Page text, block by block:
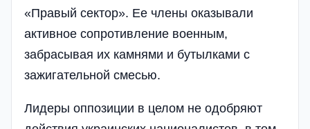
«Правый сектор». Ее члены оказывали
активное сопротивление военным,
забрасывая их камнями и бутылками с
зажигательной смесью.
Лидеры оппозиции в целом не одобряют